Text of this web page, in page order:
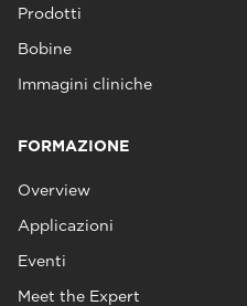
Prodotti
Bobine
Immagini cliniche
FORMAZIONE
Overview
Applicazioni
Eventi
Meet the Expert